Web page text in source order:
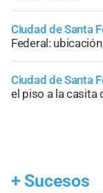
Ciudad de Santa
Federal:
Ciudad de Santa
el piso a la casita
+ Sucesos